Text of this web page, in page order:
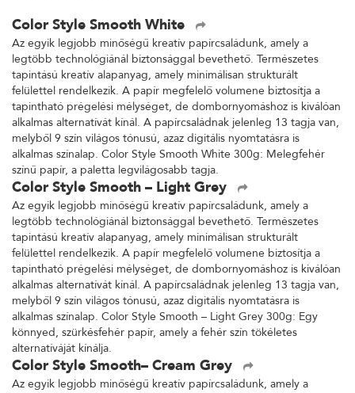
Color Style Smooth White
Az egyik legjobb minőségű kreatív papírcsaládunk, amely a
legtöbb technológiánál biztonsággal bevethető. Természetes
tapintású kreatív alapanyag, amely minimálisan strukturált
felülettel rendelkezik. A papír megfelelő volumene biztosítja a
tapintható prégelési mélységet, de dombornyomáshoz is kiválóan
alkalmas alternatívát kínál. A papírcsaládnak jelenleg 13 tagja van,
melyből 9 szín világos tónusú, azaz digitális nyomtatásra is
alkalmas színalap. Color Style Smooth White 300g: Melegfehér
színű papír, a paletta legvilágosabb tagja.
Color Style Smooth – Light Grey
Az egyik legjobb minőségű kreatív papírcsaládunk, amely a
legtöbb technológiánál biztonsággal bevethető. Természetes
tapintású kreatív alapanyag, amely minimálisan strukturált
felülettel rendelkezik. A papír megfelelő volumene biztosítja a
tapintható prégelési mélységet, de dombornyomáshoz is kiválóan
alkalmas alternatívát kínál. A papírcsaládnak jelenleg 13 tagja van,
melyből 9 szín világos tónusú, azaz digitális nyomtatásra is
alkalmas színalap. Color Style Smooth – Light Grey 300g: Egy
könnyed, szürkésfehér papír, amely a fehér szín tökéletes
alternatíváját kínálja.
Color Style Smooth– Cream Grey
Az egyik legjobb minőségű kreatív papírcsaládunk, amely a